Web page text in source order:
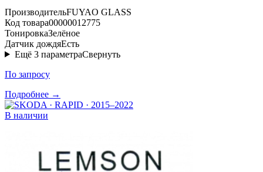
ПроизводительFUYAO GLASS
Код товара00000012775
ТонировкаЗелёное
Датчик дождяЕсть
Ещё 3 параметраСвернуть
По запросу
Подробнее →
В наличии